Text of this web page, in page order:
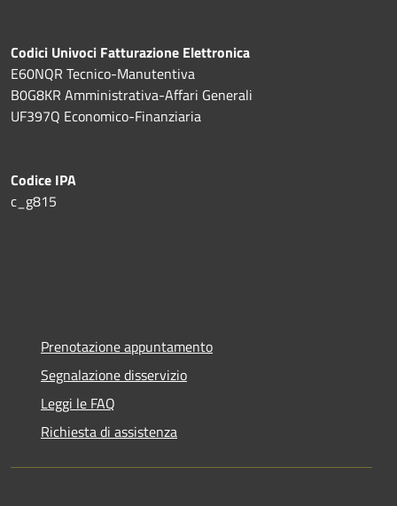
Codici Univoci Fatturazione Elettronica
E60NQR Tecnico-Manutentiva
B0G8KR Amministrativa-Affari Generali
UF397Q Economico-Finanziaria
Codice IPA
c_g815
Prenotazione appuntamento
Segnalazione disservizio
Leggi le FAQ
Richiesta di assistenza